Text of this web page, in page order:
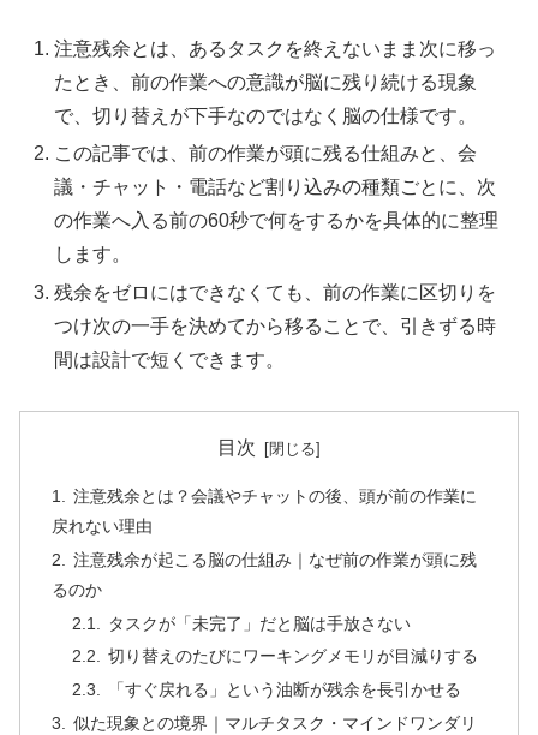
注意残余とは、あるタスクを終えないまま次に移っ
たとき、前の作業への意識が脳に残り続ける現象
で、切り替えが下手なのではなく脳の仕様です。
この記事では、前の作業が頭に残る仕組みと、会
議・チャット・電話など割り込みの種類ごとに、次
の作業へ入る前の60秒で何をするかを具体的に整理
します。
残余をゼロにはできなくても、前の作業に区切りを
つけ次の一手を決めてから移ることで、引きずる時
間は設計で短くできます。
目次
注意残余とは？会議やチャットの後、頭が前の作業に
戻れない理由
注意残余が起こる脳の仕組み｜なぜ前の作業が頭に残
るのか
タスクが「未完了」だと脳は手放さない
切り替えのたびにワーキングメモリが目減りする
「すぐ戻れる」という油断が残余を長引かせる
似た現象との境界｜マルチタスク・マインドワンダリ